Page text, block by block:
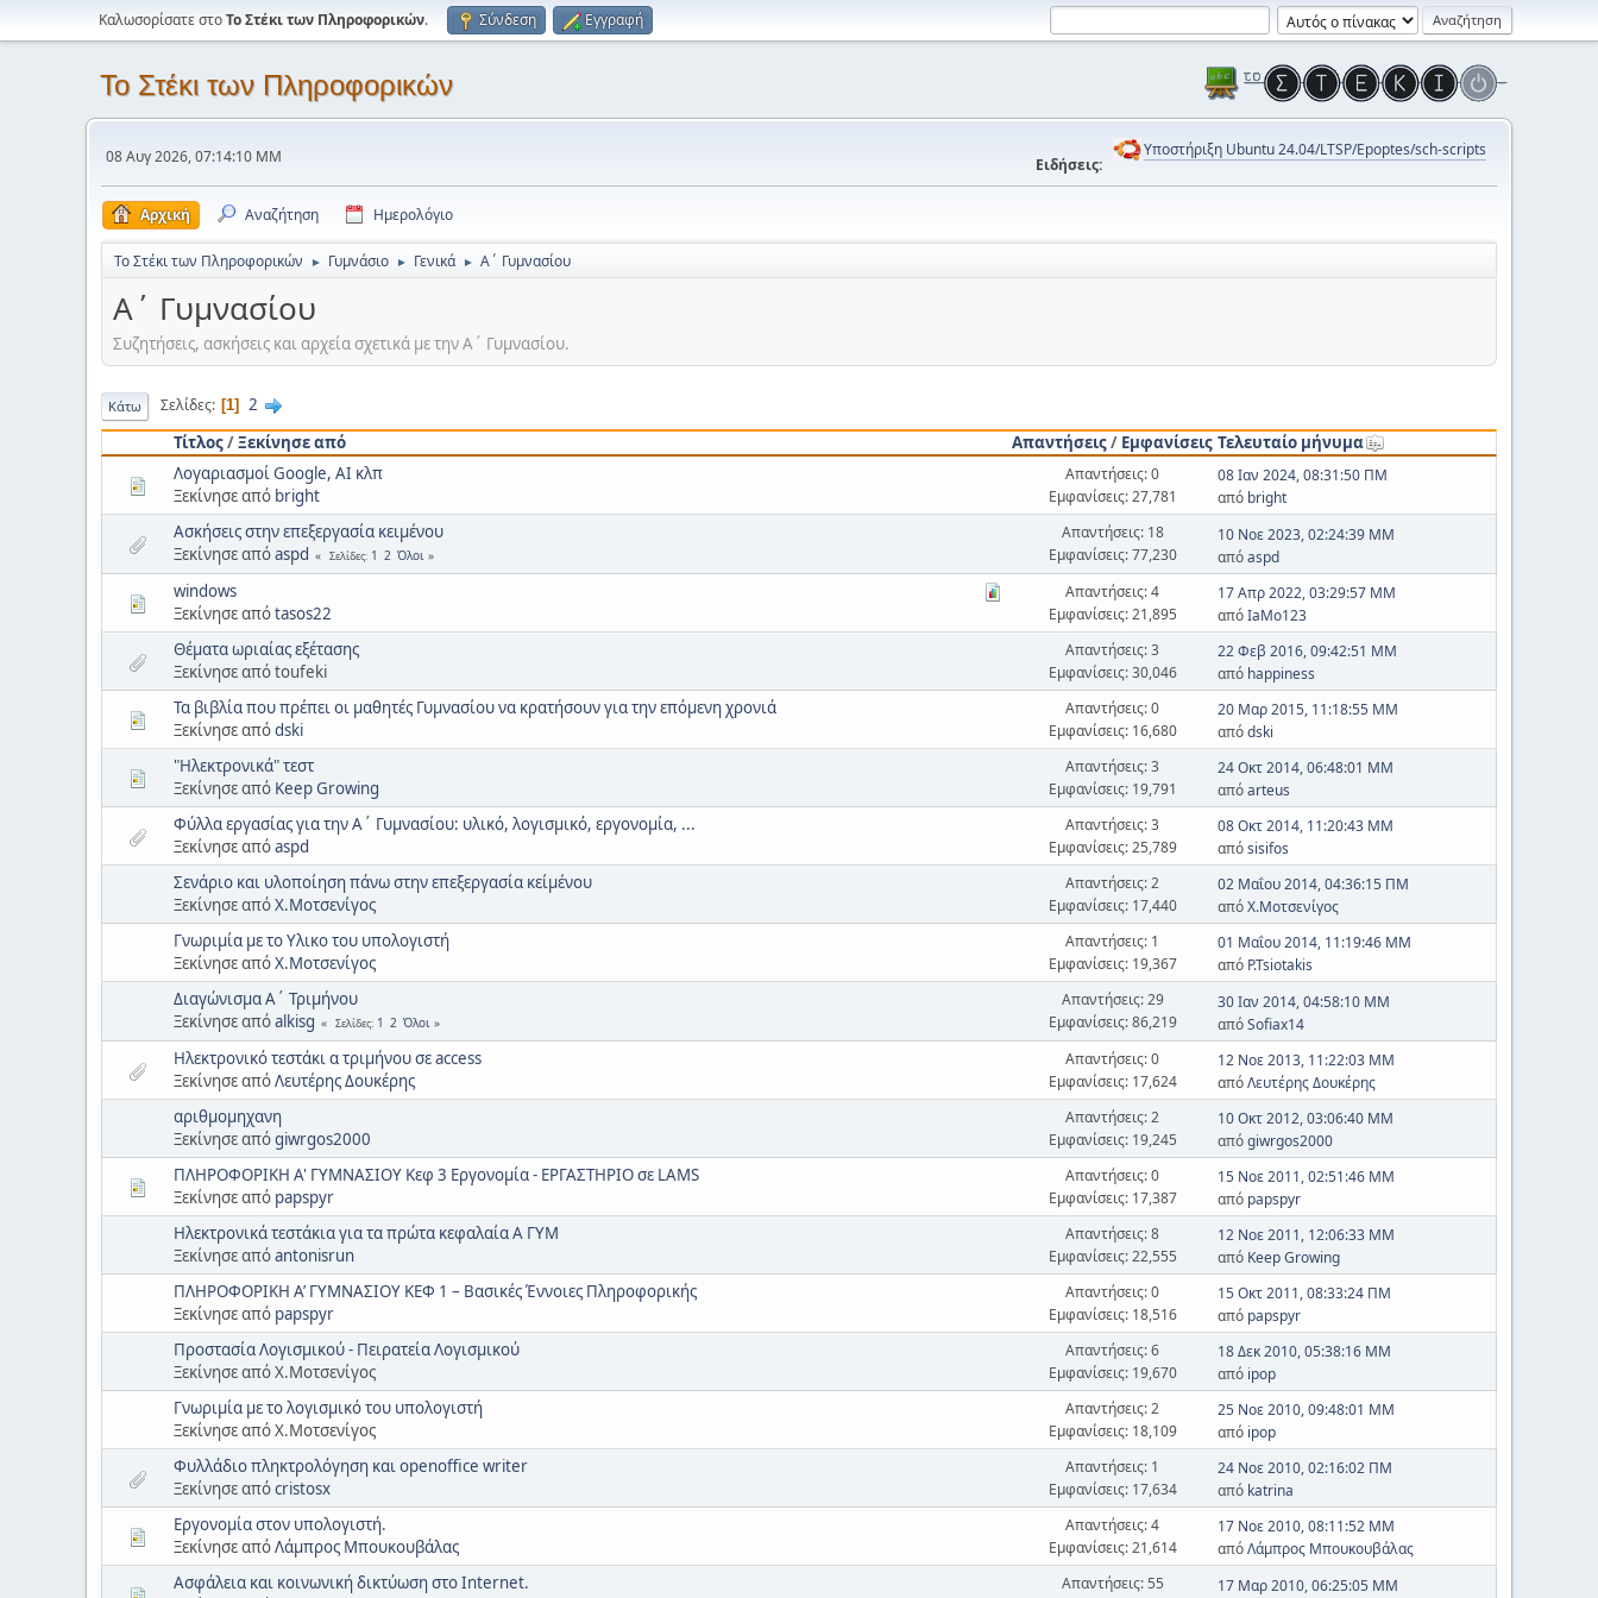
Καλωσορίσατε στοΤο Στέκι των Πληροφορικών. Σύνδεση Εγγραφή
Το Στέκι των Πληροφορικών
08 Αυγ 2026, 07:14:10 ΜΜ Ειδήσεις:
Υποστήριξη Ubuntu 24.04/LTSP/Epoptes/sch-scripts
Αρχική Αναζήτηση Ημερολόγιο
Το Στέκι των Πληροφορικών ► Γυμνάσιο ► Γενικά ► Α΄ Γυμνασίου
Α΄ Γυμνασίου
Συζητήσεις, ασκήσεις και αρχεία σχετικά με την Α΄ Γυμνασίου.
Κάτω Σελίδες 1
2
Τίτλος/Ξεκίνησε από Απαντήσεις/ Εμφανίσεις Τελευταίο μήνυμα
Λογαριασμοί Google, AI κλπ
Ξεκίνησε από bright
Απαντήσεις: 0
Εμφανίσεις: 27,781
08 Ιαν 2024, 08:31:50 ΠΜ
από bright
Ασκήσεις στην επεξεργασία κειμένου
Ξεκίνησε απόaspd Σελίδες 1 2 Όλοι
Απαντήσεις: 18
Εμφανίσεις: 77,230
10 Νοε 2023, 02:24:39 ΜΜ
απόaspd
windows
Ξεκίνησε απόtasos22
Απαντήσεις: 4
Εμφανίσεις: 21,895
17 Απρ 2022, 03:29:57 ΜΜ
απόIaMo123
Θέματα ωριαίας εξέτασης
Ξεκίνησε από toufeki
Απαντήσεις: 3
Εμφανίσεις: 30,046
22 Φεβ 2016, 09:42:51 ΜΜ
από happiness
Τα βιβλία που πρέπει οι μαθητές Γυμνασίου να κρατήσουν για την επόμενη χρονιά
Ξεκίνησε απόdski
Απαντήσεις: 0
Εμφανίσεις: 16,680
20 Μαρ 2015, 11:18:55 ΜΜ
απόdski
"Ηλεκτρονικά" τεστ
Ξεκίνησε από Keep Growing
Απαντήσεις: 3
Εμφανίσεις: 19,791
24 Οκτ 2014, 06:48:01 ΜΜ
απόarteus
Φύλλα εργασίας για την Α΄ Γυμνασίου: υλικό, λογισμικό, εργονομία, ...
Ξεκίνησε απόaspd
Απαντήσεις: 3
Εμφανίσεις: 25,789
08 Οκτ 2014, 11:20:43 ΜΜ
απόsisifos
Σενάριο και υλοποίηση πάνω στην επεξεργασία κείμένου
Ξεκίνησε απόΧ.Μοτσενίγος
Απαντήσεις: 2
Εμφανίσεις: 17,440
02 Μαΐου 2014, 04:36:15 ΠΜ
απόΧ.Μοτσενίγος
Γνωριμία με το Υλικο του υπολογιστή
Ξεκίνησε απόΧ.Μοτσενίγος
Απαντήσεις: 1
Εμφανίσεις: 19,367
01 Μαΐου 2014, 11:19:46 ΜΜ
από P.Tsiotakis
Διαγώνισμα Α΄ Τριμήνου
Ξεκίνησε απόalkisg Σελίδες 1 2 Όλοι
Απαντήσεις: 29
Εμφανίσεις: 86,219
30 Ιαν 2014, 04:58:10 ΜΜ
απόSofiax14
Ηλεκτρονικό τεστάκι α τριμήνου σε access
Ξεκίνησε απόΛευτέρης Δουκέρης
Απαντήσεις: 0
Εμφανίσεις: 17,624
12 Νοε 2013, 11:22:03 ΜΜ
απόΛευτέρης Δουκέρης
αριθμομηχανη
Ξεκίνησε απόgiwrgos2000
Απαντήσεις: 2
Εμφανίσεις: 19,245
10 Οκτ 2012, 03:06:40 ΜΜ
απόgiwrgos2000
ΠΛΗΡΟΦΟΡΙΚΗ Α' ΓΥΜΝΑΣΙΟΥ Kεφ 3 Εργονομία - ΕΡΓΑΣΤΗΡΙΟ σε LAMS
Ξεκίνησε από papspyr
Απαντήσεις: 0
Εμφανίσεις: 17,387
15 Νοε 2011, 02:51:46 ΜΜ
από papspyr
Ηλεκτρονικά τεστάκια για τα πρώτα κεφαλαία Α ΓΥΜ
Ξεκίνησε απόantonisrun
Απαντήσεις: 8
Εμφανίσεις: 22,555
12 Νοε 2011, 12:06:33 ΜΜ
από Keep Growing
ΠΛΗΡΟΦΟΡΙΚΗ Α’ ΓΥΜΝΑΣΙΟΥ ΚΕΦ 1 – Βασικές Έννοιες Πληροφορικής
Ξεκίνησε από papspyr
Απαντήσεις: 0
Εμφανίσεις: 18,516
15 Οκτ 2011, 08:33:24 ΠΜ
από papspyr
Προστασία Λογισμικού - Πειρατεία Λογισμικού
Ξεκίνησε από Χ.Μοτσενίγος
Απαντήσεις: 6
Εμφανίσεις: 19,670
18 Δεκ 2010, 05:38:16 ΜΜ
από ipop
Γνωριμία με το λογισμικό του υπολογιστή
Ξεκίνησε από Χ.Μοτσενίγος
Απαντήσεις: 2
Εμφανίσεις: 18,109
25 Νοε 2010, 09:48:01 ΜΜ
από ipop
Φυλλάδιο πληκτρολόγηση και openoffice writer
Ξεκίνησε απόcristosx
Απαντήσεις: 1
Εμφανίσεις: 17,634
24 Νοε 2010, 02:16:02 ΠΜ
από katrina
Εργονομία στον υπολογιστή.
Ξεκίνησε απόΛάμπρος Μπουκουβάλας
Απαντήσεις: 4
Εμφανίσεις: 21,614
17 Νοε 2010, 08:11:52 ΜΜ
απόΛάμπρος Μπουκουβάλας
Ασφάλεια και κοινωνική δικτύωση στο Internet.
Απαντήσεις: 55
17 Μαρ 2010, 06:25:05 ΜΜ